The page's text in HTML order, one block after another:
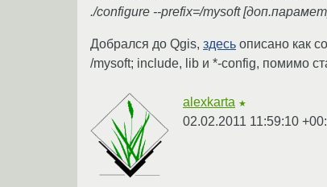
./configure --prefix=/mysoft
Добрался до Qgis, здесь описано как
/mysoft; include, lib и *-config, помимо
alexkarta ★
02.02.2011 11:59:10